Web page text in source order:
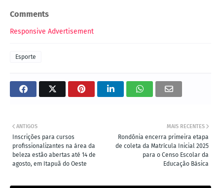
Comments
Responsive Advertisement
Esporte
MAIS RECENTES
Rondônia encerra primeira etapa
de coleta da Matrícula Inicial 2025
para o Censo Escolar da
Educação Básica
ANTIGOS
Inscrições para cursos
profissionalizantes na área da
beleza estão abertas até 14 de
agosto, em Itapuã do Oeste